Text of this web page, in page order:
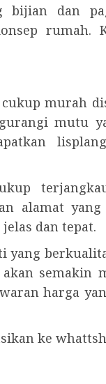
bijian dan
rumah.
murah
mutu
alamat
dan tepat.
semakin
harga
ke